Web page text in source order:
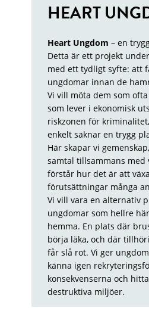
HEART
Heart Ungdom – en
Detta är ett projekt
med ett tydligt syfte: att
ungdomar innan de
Vi vill möta dem som
som lever i ekonomisk
riskzonen för
enkelt saknar en trygg
Här skapar vi
samtal tillsammans med
förstår hur det är att
förutsättningar många
Vi vill vara en alternativ
ungdomar som hellre
hemma. En plats där
börja läka, och där
får slå rot. Vi ger
känna igen
konsekvenserna och
destruktiva miljöer.